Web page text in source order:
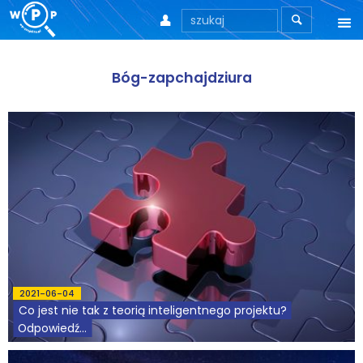

Aktualności
Teksty
Wprowadzenie
Artykuły
Krytyka teorii ID
Wywiady
 
Bóg-zapchajdziura
2021-06-04
Co jest nie tak z teorią inteligentnego projektu?
Odpowiedź...